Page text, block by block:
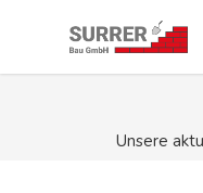
Unsere